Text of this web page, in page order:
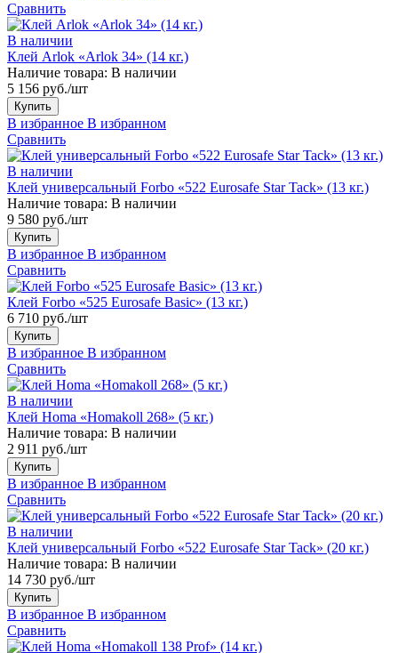
Сравнить
В наличии
Клей Arlok «Arlok 34» (14 кг.)
Наличие товара: В наличии
5 156 руб./шт
Купить
В избранное В избранном
Сравнить
В наличии
Клей универсальный Forbo «522 Eurosafe Star Tack» (13 кг.)
Наличие товара: В наличии
9 580 руб./шт
Купить
В избранное В избранном
Сравнить
Клей Forbo «525 Eurosafe Basic» (13 кг.)
6 710 руб./шт
Купить
В избранное В избранном
Сравнить
В наличии
Клей Homa «Homakoll 268» (5 кг.)
Наличие товара: В наличии
2 911 руб./шт
Купить
В избранное В избранном
Сравнить
В наличии
Клей универсальный Forbo «522 Eurosafe Star Tack» (20 кг.)
Наличие товара: В наличии
14 730 руб./шт
Купить
В избранное В избранном
Сравнить